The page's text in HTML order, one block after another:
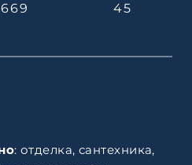
669 45
: отделка, сантехника,